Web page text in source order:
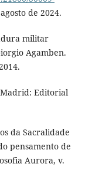
de 2024.
militar
Agamben.
Madrid: Editorial
da Sacralidade
pensamento de
Aurora, v.